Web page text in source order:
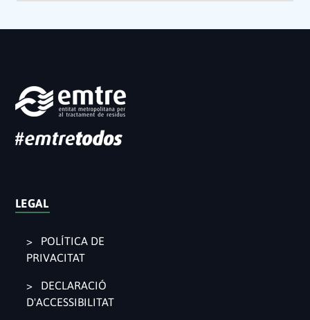
LEGAL
POLÍTICA DE
PRIVACITAT
DECLARACIÓ
D'ACCESSIBILITAT